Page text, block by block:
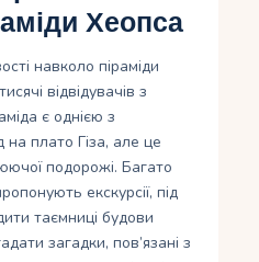
Хеопса
навколо піраміди
відвідувачів з
є однією з
плато Гіза, але це
подорожі. Багато
екскурсії, під
таємниці будови
загадки, пов’язані з